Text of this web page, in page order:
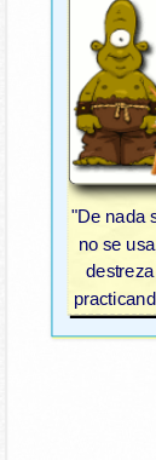
"De nada
no se